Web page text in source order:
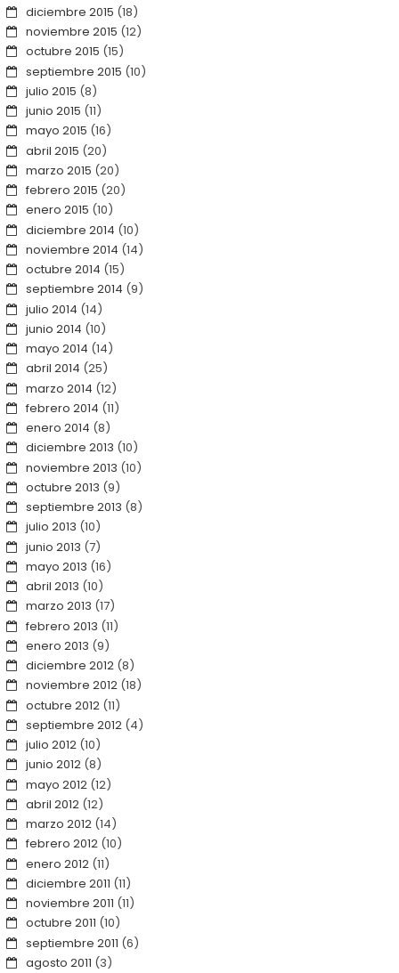
diciembre 2015 (18)
noviembre 2015 (12)
octubre 2015 (15)
septiembre 2015 (10)
julio 2015 (8)
junio 2015 (11)
mayo 2015 (16)
abril 2015 (20)
marzo 2015 (20)
febrero 2015 (20)
enero 2015 (10)
diciembre 2014 (10)
noviembre 2014 (14)
octubre 2014 (15)
septiembre 2014 (9)
julio 2014 (14)
junio 2014 (10)
mayo 2014 (14)
abril 2014 (25)
marzo 2014 (12)
febrero 2014 (11)
enero 2014 (8)
diciembre 2013 (10)
noviembre 2013 (10)
octubre 2013 (9)
septiembre 2013 (8)
julio 2013 (10)
junio 2013 (7)
mayo 2013 (16)
abril 2013 (10)
marzo 2013 (17)
febrero 2013 (11)
enero 2013 (9)
diciembre 2012(8)
noviembre 2012(18)
octubre 2012(11)
septiembre 2012(4)
julio 2012(10)
junio 2012(8)
mayo 2012(12)
abril 2012(12)
marzo 2012(14)
febrero 2012(10)
enero 2012(11)
diciembre 2011 (11)
noviembre 2011 (11)
octubre 2011 (10)
septiembre 2011 (6)
agosto 2011 (3)